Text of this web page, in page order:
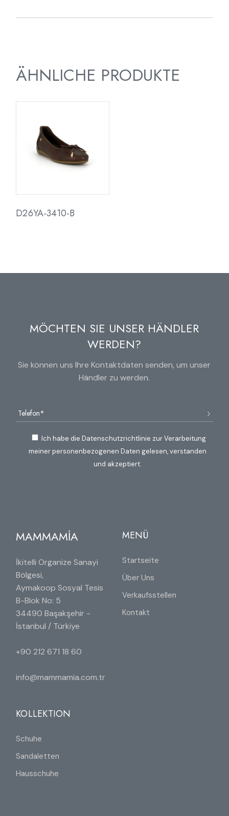
ÄHNLICHE PRODUKTE
D26YA-3410-B
MÖCHTEN SIE UNSER HÄNDLER
WERDEN?
Sie können uns Ihre Kontaktdaten senden, um unser
Händler zu werden.
Ich habe die Datenschutzrichtlinie zur Verarbeitung
meiner personenbezogenen Daten gelesen, verstanden
und akzeptiert.
MAMMAMİA
İkitelli Organize Sanayi
Bölgesi,
Aymakoop Sosyal Tesis
B-Blok No: 5
34490 Başakşehir -
İstanbul / Türkiye
+90 212 671 18 60
info@mammamia.com.tr
MENÜ
Startseite
Über Uns
Verkaufsstellen
Kontakt
KOLLEKTION
Schuhe
Sandaletten
Hausschuhe